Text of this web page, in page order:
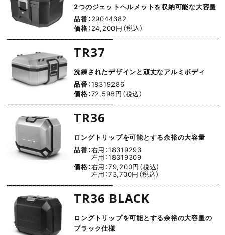
2つのジェットヘルメットを収納可能な大容量
品番：29044382
価格：24,200円（税込）
TR37
洗練されたデザインと頑丈なアルミボディ
品番：18319286
価格：72,598円（税込）
TR36
ロングトリップを可能とする余裕の大容量
品番：右用：18319293
左用：18319309
価格：右用：79,200円（税込）
左用：73,700円（税込）
TR36 BLACK
ロングトリップを可能とする余裕の大容量の
ブラック仕様